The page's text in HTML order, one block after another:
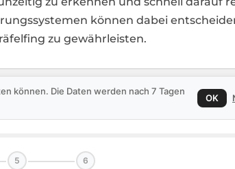
können dabei
zu gewährleisten.
können. Die Daten werden nach 7 Tagen
OK
5 6